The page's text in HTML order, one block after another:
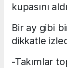
kupasını
Bir ay gibi
dikkatle
-Takımlar